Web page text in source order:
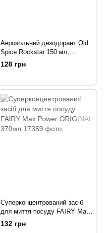
Аерозольний дезодорант Old
Spice Rockstar 150 мл,
Великобританія
128 грн
Суперконцентрований засіб
для миття посуду FAIRY Max
Power ORIGINAL 370мл
132 грн